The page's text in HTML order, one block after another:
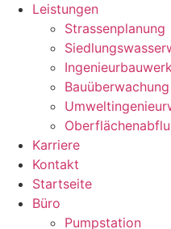
Leistungen
Strassenplanung
Bauüberwachung
Karriere
Kontakt
Startseite
Büro
Pumpstation